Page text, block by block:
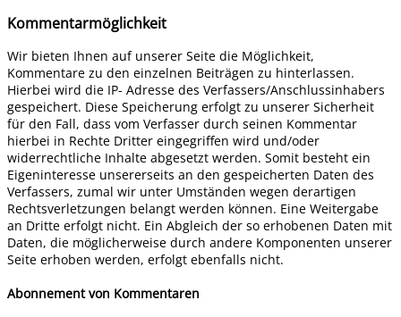
Kommentarmöglichkeit
Wir bieten Ihnen auf unserer Seite die Möglichkeit,
Kommentare zu den einzelnen Beiträgen zu hinterlassen.
Hierbei wird die IP- Adresse des Verfassers/Anschlussinhabers
gespeichert. Diese Speicherung erfolgt zu unserer Sicherheit
für den Fall, dass vom Verfasser durch seinen Kommentar
hierbei in Rechte Dritter eingegriffen wird und/oder
widerrechtliche Inhalte abgesetzt werden. Somit besteht ein
Eigeninteresse unsererseits an den gespeicherten Daten des
Verfassers, zumal wir unter Umständen wegen derartigen
Rechtsverletzungen belangt werden können. Eine Weitergabe
an Dritte erfolgt nicht. Ein Abgleich der so erhobenen Daten mit
Daten, die möglicherweise durch andere Komponenten unserer
Seite erhoben werden, erfolgt ebenfalls nicht.
Abonnement von Kommentaren